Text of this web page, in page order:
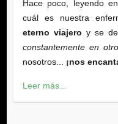
Hace poco, leyendo
cuál es nuestra
eterno viajero y se
constantemente en
nosotros... ¡nos
Leer más...